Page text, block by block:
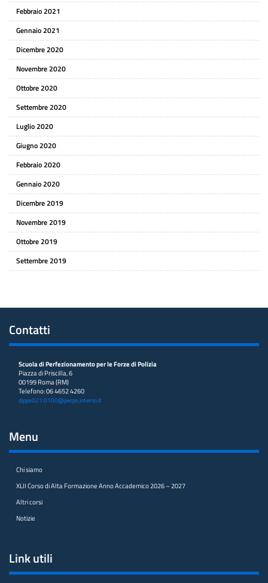
Febbraio 2021
Gennaio 2021
Dicembre 2020
Novembre 2020
Ottobre 2020
Settembre 2020
Luglio 2020
Giugno 2020
Febbraio 2020
Gennaio 2020
Dicembre 2019
Novembre 2019
Ottobre 2019
Settembre 2019
Contatti
Scuola di Perfezionamento per le Forze di Polizia
Piazza di Priscilla, 6
00199 Roma (RM)
Telefono: 06 4652 4260
dipps021.0100@pecps.interno.it
Menu
Chi siamo
XLII Corso di Alta Formazione Anno Accademico 2026 – 2027
Altri corsi
Notizie
Link utili